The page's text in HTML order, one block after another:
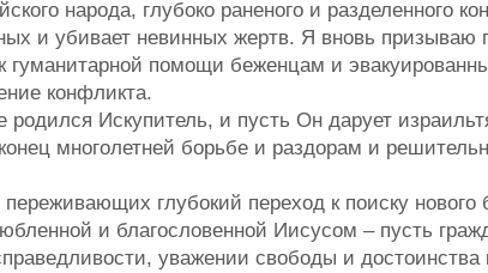
народа, глубоко раненого и разделенного
и убивает невинных жертв. Я вновь призываю
к гуманитарной помощи беженцам и
конфликта.
родился Искупитель, и пусть Он дарует
многолетней борьбе и раздорам и
глубокий переход к поиску нового
и благословенной Иисусом – пусть
уважении свободы и достоинства